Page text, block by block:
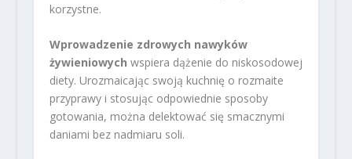
korzystne.
Wprowadzenie zdrowych nawyków
żywieniowych wspiera dążenie do niskosodowej
diety. Urozmaicając swoją kuchnię o rozmaite
przyprawy i stosując odpowiednie sposoby
gotowania, można delektować się smacznymi
daniami bez nadmiaru soli.